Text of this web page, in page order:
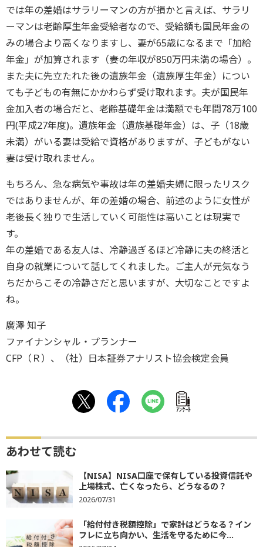
では年の差婚はサラリーマンの方が損かと言えば、サラリ
ーマンは老齢厚生年金受給者なので、受給額も国民年金の
みの場合より高くなりますし、妻が65歳になるまで「加給
年金」が加算されます（妻の年収が850万円未満の場合）。
また夫に先立たれた後の遺族年金（遺族厚生年金）につい
ても子どもの有無にかかわらず受け取れます。夫が国民年
金加入者の場合だと、老齢基礎年金は満額でも年間78万100
円(平成27年度)。遺族年金（遺族基礎年金）は、子（18歳
未満）がいる妻は受給で資格がありますが、子どもがない
妻は受け取れません。
もちろん、急な病気や事故は年の差婚夫婦に限ったリスク
ではありませんが、年の差婚の場合、前述のように女性が
老後長く独りで生活していく可能性は高いことは現実で
す。
年の差婚である友人は、冷静過ぎるほど冷静に夫の終活と
自身の就業について話してくれました。ご主人が元気なう
ちだからこその冷静さだと思いますが、大切なことですよ
ね。
廣澤 知子
ファイナンシャル・プランナー
CFP（Ｒ）、（社）日本証券アナリスト協会検定会員
ｱﾝｹｰﾄ
あわせて読む
【NISA】NISA口座で保有している投資信託や
上場株式、亡くなったら、どうなるの？
2026/07/31
「給付付き税額控除」で家計はどうなる？イン
フレに立ち向かい、生活を守るために今...